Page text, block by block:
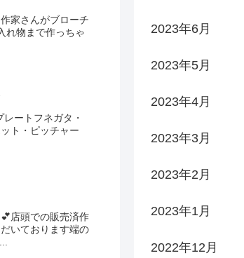
家さんがブローチ
れ物まで作っちゃ
ートフネガタ・
ット・ピッチャー
店頭での販売済作
いております端の
2023年6月
2023年5月
2023年4月
2023年3月
2023年2月
2023年1月
2022年12月